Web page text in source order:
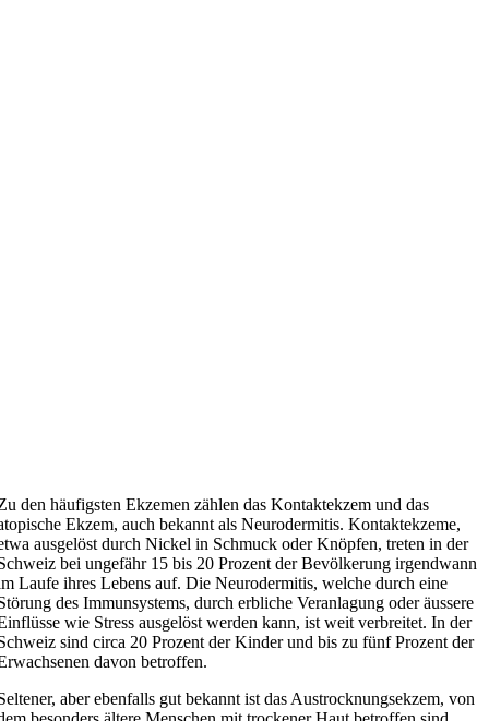
den häufigsten Ekzemen zählen das Kontaktekzem und das
Ekzem, auch bekannt als Neurodermitis. Kontaktekzeme,
ausgelöst durch Nickel in Schmuck oder Knöpfen, treten in der
bei ungefähr 15 bis 20 Prozent der Bevölkerung irgendwann
Laufe ihres Lebens auf. Die Neurodermitis, welche durch eine
des Immunsystems, durch erbliche Veranlagung oder äussere
wie Stress ausgelöst werden kann, ist weit verbreitet. In der
sind circa 20 Prozent der Kinder und bis zu fünf Prozent der
davon betroffen.
aber ebenfalls gut bekannt ist das Austrocknungsekzem, von